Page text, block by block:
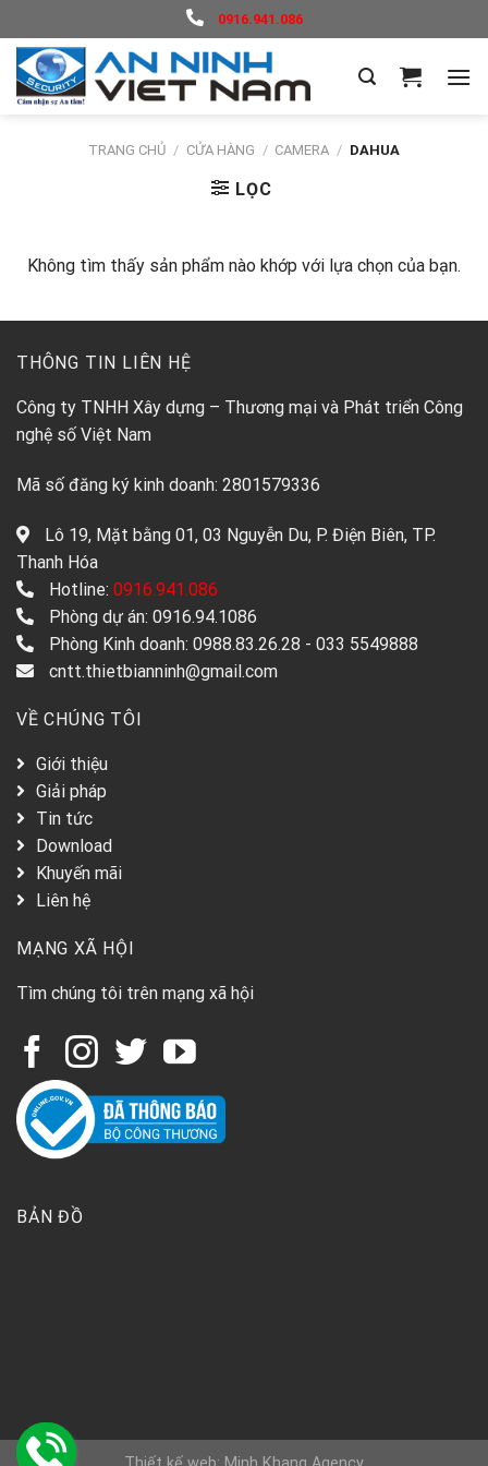
to
content
0916.941.086
TRANG CHỦ / CỬA HÀNG / CAMERA / DAHUA
LỌC
Không tìm thấy sản phẩm nào khớp với lựa chọn của bạn.
THÔNG TIN LIÊN HỆ
Công ty TNHH Xây dựng – Thương mại và Phát triển Công
nghệ số Việt Nam
Mã số đăng ký kinh doanh: 2801579336
Lô 19, Mặt bằng 01, 03 Nguyễn Du, P. Điện Biên, TP.
Thanh Hóa
Hotline: 0916.941.086
Phòng dự án: 0916.94.1086
Phòng Kinh doanh: 0988.83.26.28 - 033 5549888
cntt.thietbianninh@gmail.com
VỀ CHÚNG TÔI
Giới thiệu
Giải pháp
Tin tức
Download
Khuyến mãi
Liên hệ
MẠNG XÃ HỘI
Tìm chúng tôi trên mạng xã hội
BẢN ĐỒ